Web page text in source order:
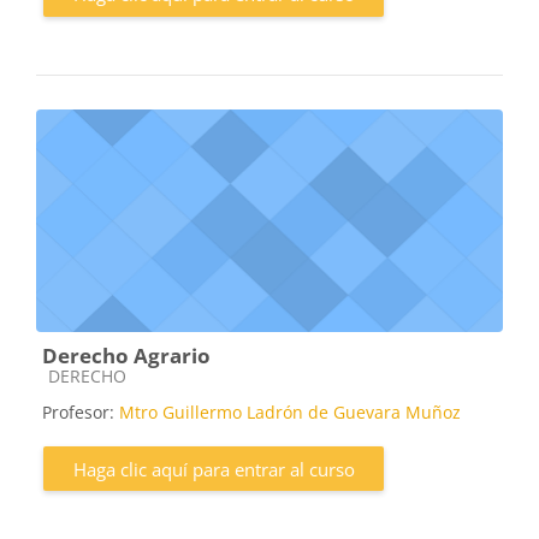
Derecho Agrario
Categoría de cursos
DERECHO
Profesor: Mtro Guillermo Ladrón de Guevara Muñoz
Haga clic aquí para entrar al curso